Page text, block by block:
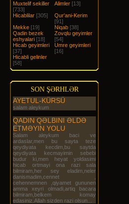
Muxtelif sekiller
[733]
Alimler [13]
Hicablilar [305]
Qur'ani-Kerim
[91]
Mekke [19] Niqab [38]
Qadin bezek
eshyalari [18]
Zovqlu geyimler
[54]
Hicab geyimleri
[37]
Umre geyimleri
[16]
Hicabli gelinler
[58]
SON ŞƏRHLƏR
AYETUL-KÜRSÜ
salam aleykum
QADIN QƏLBINI ƏLDƏ
ETMƏYIN YOLU
Salam aleykum baci ve
ardaslar,men bu sayta teze
qeydiyata kecdim,bu saytda
qeydiyata kecmayimin sebebi
budur ki,men heyat yoldasimi
hicab ortmayi ona razi sala
bilmiram,her sey eladim,neler
danismadim,cennet ,
cehennemnen ,qiyamet gununen
amma xeyri olmadi,artiq bacara
bilmiram,belkem komay
edasiniz.Allah sizden razi olsun...